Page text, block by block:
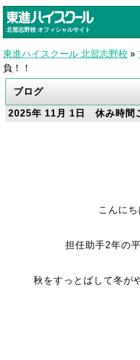
北習志野校 オフィシャルサイト
東進ハイスクール 北習志野校 »
負！！
ブログ
2025年 11月 1日 休み時間
こんにち
担任助手2年の
秋をすっとばして冬が